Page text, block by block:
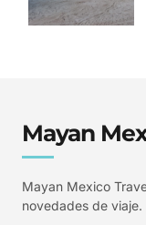
Mayan
Mayan Mexico
novedades de viaje.